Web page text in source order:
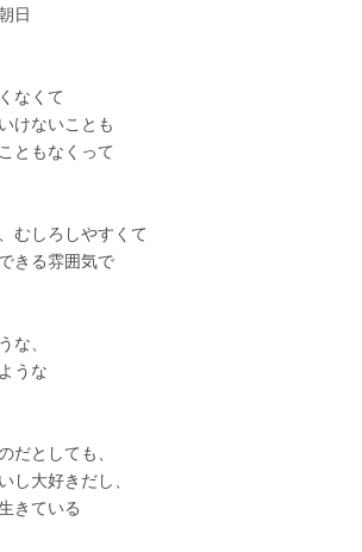
日
なくて
けないことも
ともなくって
むしろしやすくて
きる雰囲気で
な、
うな
だとしても、
し大好きだし、
きている